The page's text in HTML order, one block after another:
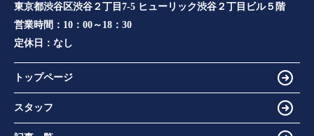
東京都渋谷区渋谷２丁目7-5 ヒューリック渋谷２丁目ビル５階
営業時間： 10：00～18：30
定休日： なし
トップページ
スタッフ